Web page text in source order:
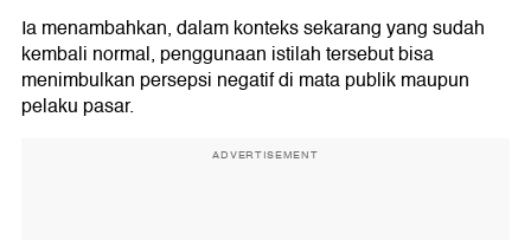
Ia menambahkan, dalam konteks sekarang yang sudah
kembali normal, penggunaan istilah tersebut bisa
menimbulkan persepsi negatif di mata publik maupun
pelaku pasar.
ADVERTISEMENT